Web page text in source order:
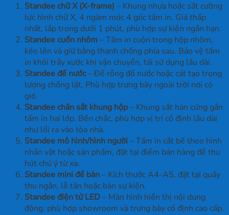
Standee chữ X (X-frame) – Khung nhựa hoặc sắt cường
lực hình chữ X, 4 ngàm móc 4 góc tấm in. Giá thấp
nhất, lắp trong dưới 1 phút, phù hợp sự kiện ngắn hạn.
Standee cuốn nhôm – Tấm in cuộn trong hộp nhôm,
kéo lên và giữ bằng thanh chống phía sau. Bảo vệ tấm
in khỏi trầy xước khi vận chuyển, tái sử dụng lâu dài.
Standee đế nước– Đế rỗng đổ nước hoặc cát tạo trọng
lượng chống lật. Phù hợp trưng bày ngoài trời nơi có
gió.
Standee chân sắt khung hộp– Khung sắt hàn cứng gắn
tấm in hai lớp. Bền chắc, phù hợp vị trí cố định lâu dài
như lối ra vào tòa nhà.
Standee mô hình/hình người– Tấm in cắt bế theo hình
nhân vật hoặc sản phẩm, đặt tại điểm bán hàng để thu
hút chú ý từ xa.
Standee mini để bàn– Kích thước A4-A5, đặt tại quầy
thu ngân, lễ tân hoặc bàn sự kiện.
Standee điện tử LED– Màn hình hiển thị nội dung
động, phù hợp showroom và trưng bày cố định cao cấp.